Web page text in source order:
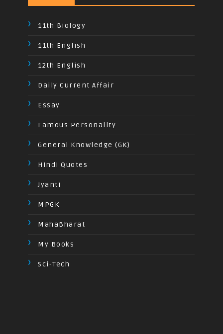
11th Biology
11th English
12th English
Daily Current Affair
Essay
Famous Personality
General Knowledge (GK)
Hindi Quotes
Jyanti
MPGK
MahaBharat
My Books
Sci-Tech